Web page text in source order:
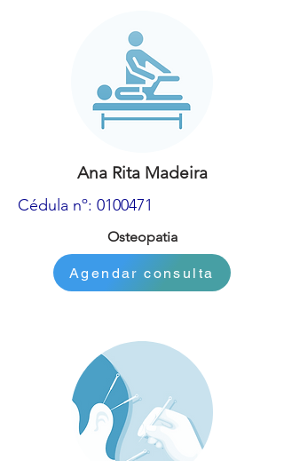
Ana Rita Madeira
Cédula nº: 0100471
Osteopatia
Agendar consulta